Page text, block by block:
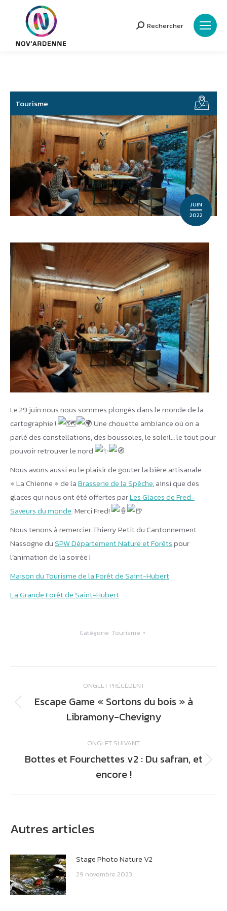
Search:
Rechercher
JUIN
2022
Tourisme
Le 29 juin nous nous sommes plongés dans le monde de la
cartographie !
Une chouette ambiance où on a
parlé des constellations, des boussoles, le soleil… le tout pour
pouvoir retrouver le nord
Nous avons aussi eu le plaisir de gouter la bière artisanale
« La Chienne » de laBrasserie de la Spêche, ainsi que des
glaces qui nous ont été offertes parLes Glaces de Fred-
Saveurs du monde. Merci Fred!
Nous tenons à remercier Thierry Petit du Cantonnement
Nassogne duSPW Département Nature et Forêtspour
l’animation de la soirée !
Maison du Tourisme de la Forêt de Saint-Hubert
La Grande Forêt de Saint-Hubert
Catégorie Tourisme
de
commentaire
ONGLET PRÉCÉDENT
Onglet
précédent
Escape Game « Sortons du bois » à
Libramony-Chevigny
ONGLET SUIVANT
Onglet
suivant
Bottes et Fourchettes v2 : Du safran, et
encore !
Autres articles
Stage Photo Nature V2
29 novembre 2023